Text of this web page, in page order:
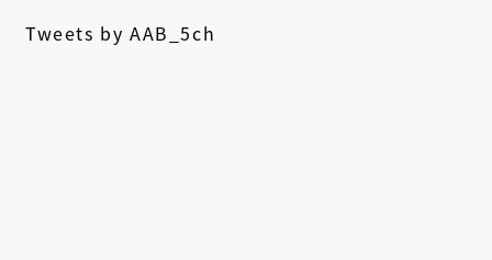
Tweets by AAB_5ch